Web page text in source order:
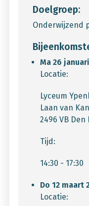
Doelgroep:
Onderwijzend
Ma 26
Locatie:
Lyceum
Laan van
2496 VB Den
Tijd:
14:30 - 17:30
Do 12 maart
Locatie: